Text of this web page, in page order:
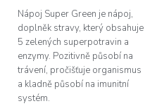
Nápoj Super Green je nápoj,
doplněk stravy, který obsahuje
5 zelených superpotravin a
enzymy. Pozitivně působí na
trávení, pročišťuje organismus
a kladně působí na imunitní
systém.